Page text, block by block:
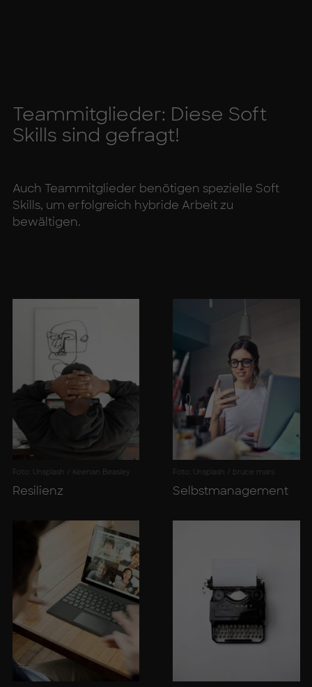
Team­mit­glie­der: Die­se Soft
Skills sind ge­fragt!
Auch Teammitglieder benötigen spezielle Soft
Skills, um erfolgreich hybride Arbeit zu
bewältigen.
Foto: Unsplash / Keenan Beasley
Resi­li­enz
Foto: Unsplash / bruce mars
Selbst­ma­nage­ment